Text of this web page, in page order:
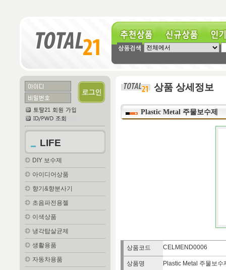
추천상품 신규상품 인기
LIFE
DIY 보수제
아이디어상품
향기&향분사기
초음파전용젤
이색상품
냉각탑살균제
생활용품
자동차용품
상품 상세정보
Plastic Metal 주물보수제
상품코드 CELMEND0006
상품명 Plastic Metal 주물보수